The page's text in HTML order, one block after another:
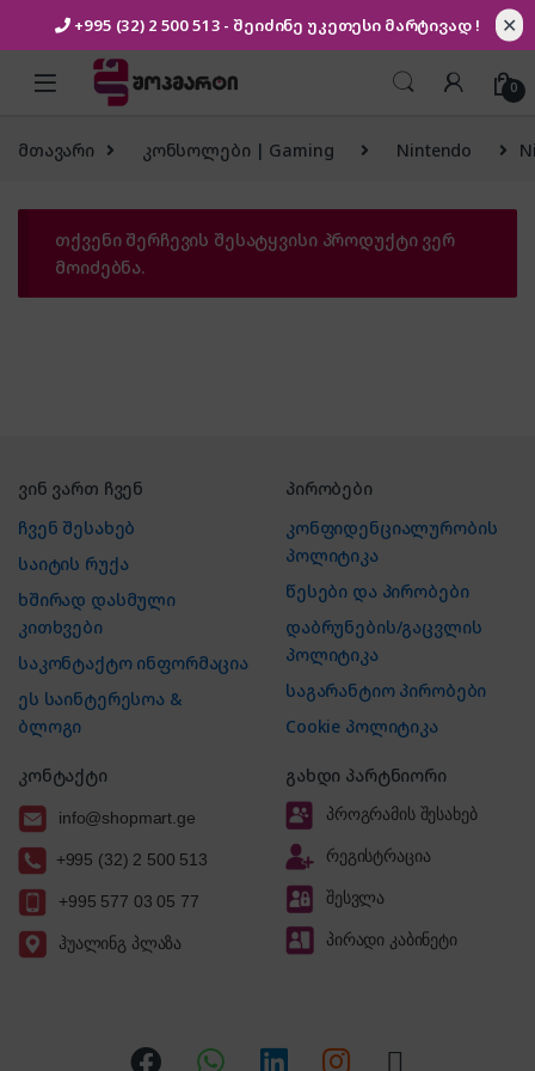
+995 (32) 2 500 513 - შეიძინე უკეთესი მარტივად ! ✕
Skip to navigation
Skip to content
0
მთავარი კონსოლები | Gaming Nintendo
თქვენი შერჩევის შესატყვისი პროდუქტი ვერ
მოიძებნა.
ვინ ვართ ჩვენ
ჩვენ შესახებ
საიტის რუქა
ხშირად დასმული
კითხვები
საკონტაქტო ინფორმაცია
ეს საინტერესოა &
ბლოგი
პირობები
კონფიდენციალურობის
პოლიტიკა
წესები და პირობები
დაბრუნების/გაცვლის
პოლიტიკა
საგარანტიო პირობები
Cookie პოლიტიკა
კონტაქტი
info@shopmart.ge
+995 (32) 2 500 513
+995 577 03 05 77
ჰუალინგ პლაზა
გახდი პარტნიორი
პროგრამის შესახებ
რეგისტრაცია
შესვლა
პირადი კაბინეტი